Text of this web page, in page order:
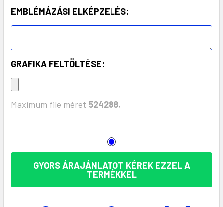
EMBLÉMÁZÁSI ELKÉPZELÉS:
GRAFIKA FELTÖLTÉSE:
Maximum file méret 524288,
GYORS ÁRAJÁNLATOT KÉREK EZZEL A
TERMÉKKEL